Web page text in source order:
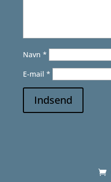
Navn *
E-mail *
Indsend